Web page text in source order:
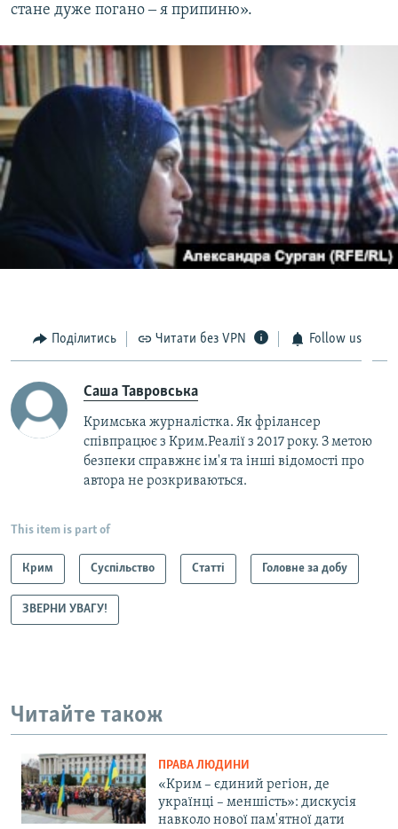
стане дуже погано ‒ я припиню».
Поділитись Читати без VPN Follow us
Саша Тавровська
Кримська журналістка. Як фрілансер
співпрацює з Крим.Реалії з 2017 року. З метою
безпеки справжнє ім'я та інші відомості про
автора не розкриваються.
This item is part of
Крим Суспільство Статті Головне за добу
ЗВЕРНИ УВАГУ!
Читайте також
ПРАВА ЛЮДИНИ
«Крим – єдиний регіон, де
українці – меншість»: дискусія
навколо нової пам'ятної дати